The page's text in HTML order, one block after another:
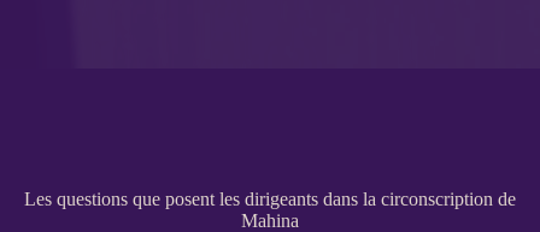
Les questions que posent les dirigeants dans la circonscription de
Mahina